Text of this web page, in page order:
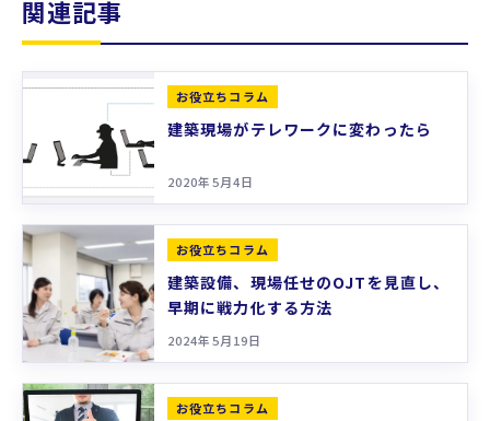
関連記事
お役立ちコラム
建築現場がテレワークに変わったら
2020年5月4日
お役立ちコラム
建築設備、現場任せのOJTを見直し、
早期に戦力化する方法
2024年5月19日
お役立ちコラム